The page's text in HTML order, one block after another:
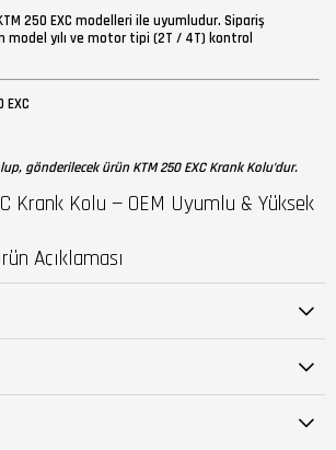
250 EXC modelleri ile uyumludur. Sipariş
yılı ve motor tipi (2T / 4T) kontrol
EXC
gönderilecek ürün KTM 250 EXC Krank Kolu’dur.
Krank Kolu — OEM Uyumlu & Yüksek
Açıklaması
üzere tasarlanmış kritik bir bileşendir. Bu krank
çelik alaşımından imal edilir; hassas CNC işleme ve
yorulma direnci ve uzun servis ömrü sağlar. Her
uygun üretilir; krank miline ve piston sistemine tam
eder ve yağlama boşluklarını korur.